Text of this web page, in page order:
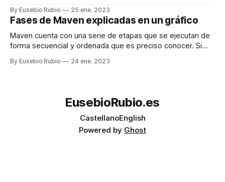
Args "/i $url /quiet /passive" -Verb RunAs -Wait $env:Path
+= ";C:\Program Files\Amazon\AWSCLI2\bin" El futbol
permanece viva en camisetas
By Eusebio Rubio 25 ene. 2023
Fases de Maven explicadas en un gráfico
Maven cuenta con una serie de etapas que se ejecutan de
forma secuencial y ordenada que es preciso conocer. Si
etapa, pero si ejecutamos la etapa 5 (integration test), se
By Eusebio Rubio 24 ene. 2023
EusebioRubio.es
CastellanoEnglish
Powered by Ghost